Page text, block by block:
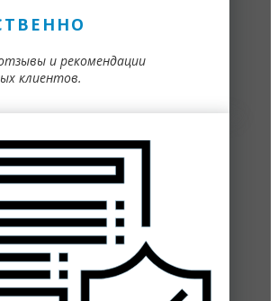
и рекомендации
клиентов.